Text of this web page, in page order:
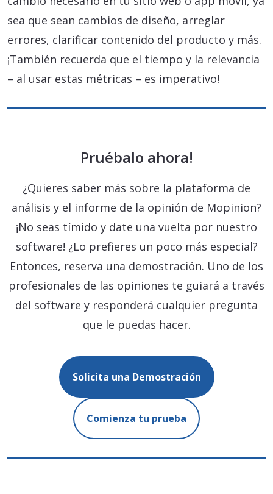
sea que sean cambios de diseño, arreglar
errores, clarificar contenido del producto y más.
¡También recuerda que el tiempo y la relevancia
– al usar estas métricas – es imperativo!
Pruébalo ahora!
¿Quieres saber más sobre la plataforma de
análisis y el informe de la opinión de Mopinion?
¡No seas tímido y date una vuelta por nuestro
software! ¿Lo prefieres un poco más especial?
Entonces, reserva una demostración. Uno de los
profesionales de las opiniones te guiará a través
del software y responderá cualquier pregunta
que le puedas hacer.
Solicita una Demostración
Comienza tu prueba